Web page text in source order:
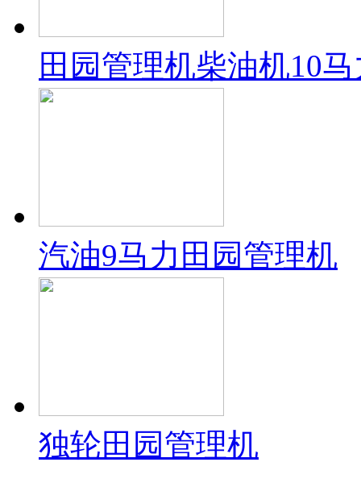
田园管理机柴油机10
汽油9马力田园管理机
独轮田园管理机